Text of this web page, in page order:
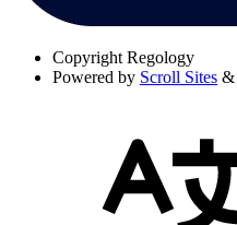
Copyright Regology
Powered by Scroll Sites &